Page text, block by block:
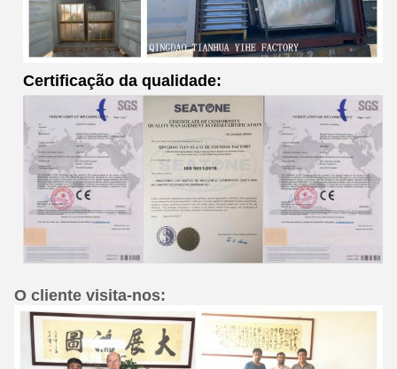
Certificação da qualidade:
O cliente visita-nos: